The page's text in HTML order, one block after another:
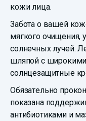
кожи лица.
Забота о вашей
мягкого очищения,
солнечных лучей.
шляпой с
солнцезащитные
Обязательно
показана
антибиотиками и